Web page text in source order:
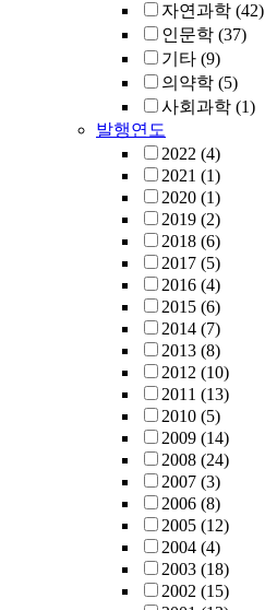
자연과학 (42)
인문학 (37)
기타 (9)
의약학 (5)
사회과학 (1)
발행연도
2022 (4)
2021 (1)
2020 (1)
2019 (2)
2018 (6)
2017 (5)
2016 (4)
2015 (6)
2014 (7)
2013 (8)
2012 (10)
2011 (13)
2010 (5)
2009 (14)
2008 (24)
2007 (3)
2006 (8)
2005 (12)
2004 (4)
2003 (18)
2002 (15)